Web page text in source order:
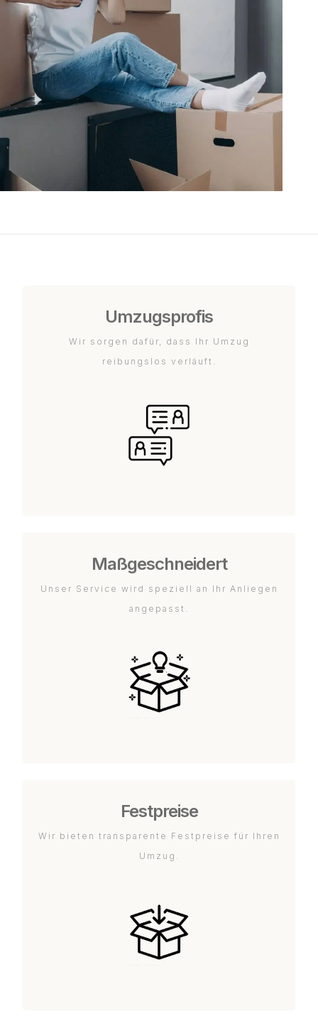
Umzugsprofis
Wir sorgen dafür, dass Ihr Umzug
reibungslos verläuft.
Maßgeschneidert
Unser Service wird speziell an Ihr Anliegen
angepasst.
Festpreise
Wir bieten transparente Festpreise für Ihren
Umzug.